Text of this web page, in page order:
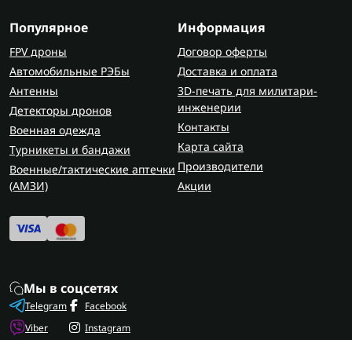
Популярное
FPV дроны
Автомобильные РЭБы
Антенны
Детекторы дронов
Военная одежда
Турникеты и бандажи
Военные/тактические аптечки
(AMЗИ)
Информация
Договор оферты
Доставка и оплата
3D-печать для милитари-
инженерии
Контакты
Карта сайта
Производители
Акции
Мы в соцсетях
Telegram
Viber
Facebook
Instagram